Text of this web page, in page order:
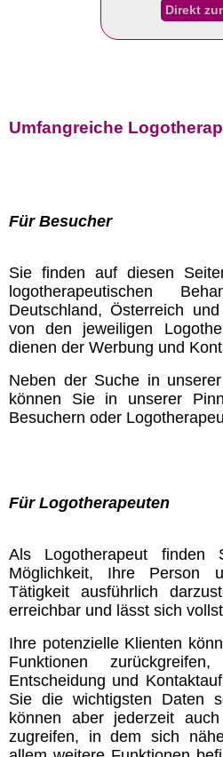
Direkt
Umfangreiche
Für Besucher
Sie finden auf diesen
logotherapeutischen
Deutschland, Österreich
von den jeweiligen
dienen der Werbung und
Neben der Suche in
können Sie in unserer
Besuchern oder
Für Logotherapeuten
Als Logotherapeut
Möglichkeit, Ihre Person
Tätigkeit ausführlich
erreichbar und lässt sich
Ihre potenzielle Klienten
Funktionen
Entscheidung und
Sie die wichtigsten Daten
können aber jederzeit
zugreifen, in dem sich